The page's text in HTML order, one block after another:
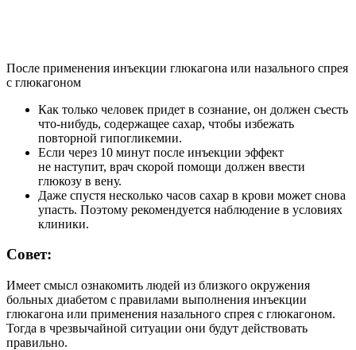
После применения инъекции глюкагона или назального спрея
с глюкагоном
Как только человек придет в сознание, он должен съесть
что-нибудь, содержащее сахар, чтобы избежать
повторной гипогликемии.
Если через 10 минут после инъекции эффект
не наступит, врач скорой помощи должен ввести
глюкозу в вену.
Даже спустя несколько часов сахар в крови может снова
упасть. Поэтому рекомендуется наблюдение в условиях
клиники.
Совет:
Имеет смысл ознакомить людей из близкого окружения
больных диабетом с правилами выполнения инъекции
глюкагона или применения назального спрея с глюкагоном.
Тогда в чрезвычайной ситуации они будут действовать
правильно.